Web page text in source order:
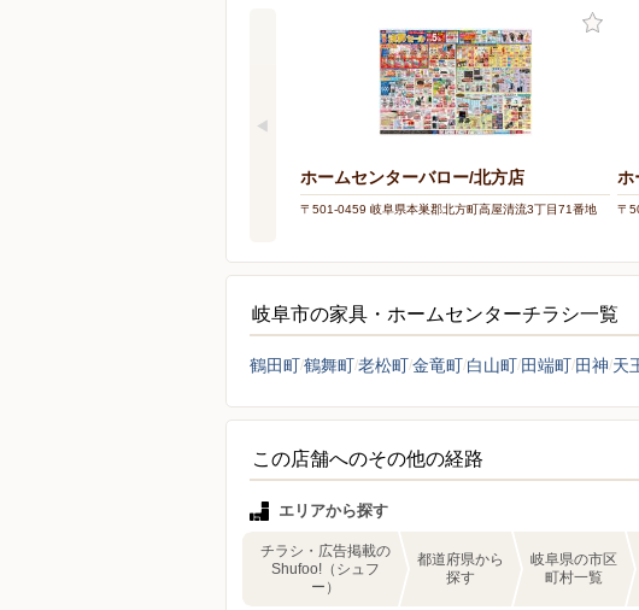
ホームセンターバロー/北方店
〒501-0459 岐阜県本巣郡北方町高屋清流3丁目71番地
ホ
〒
岐阜市の家具・ホームセンターチラシ一覧
鶴田町鶴舞町老松町金竜町 白山町 田端町 田神 天
この店舗へのその他の経路
エリアから探す
チラシ・広告掲載の
Shufoo!（シュフ
ー）
都道府県から
探す
岐阜県の市区
町村一覧